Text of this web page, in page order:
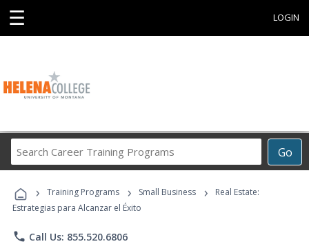
☰ LOGIN
Go
Career
Programs
› Training Programs › Small Business ›
Real Estate:
Estrategias para Alcanzar el Éxito
phone Call Us: 855.520.6806